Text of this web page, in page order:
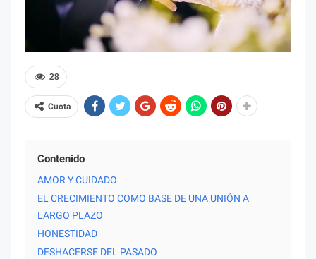
28
Cuota
Contenido
AMOR Y CUIDADO
EL CRECIMIENTO COMO BASE DE UNA UNIÓN A
LARGO PLAZO
HONESTIDAD
DESHACERSE DEL PASADO